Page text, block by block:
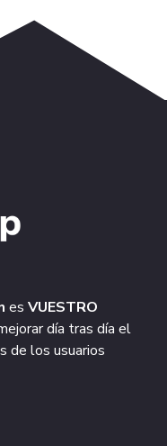
es VUESTRO
día tras día el
de los usuarios